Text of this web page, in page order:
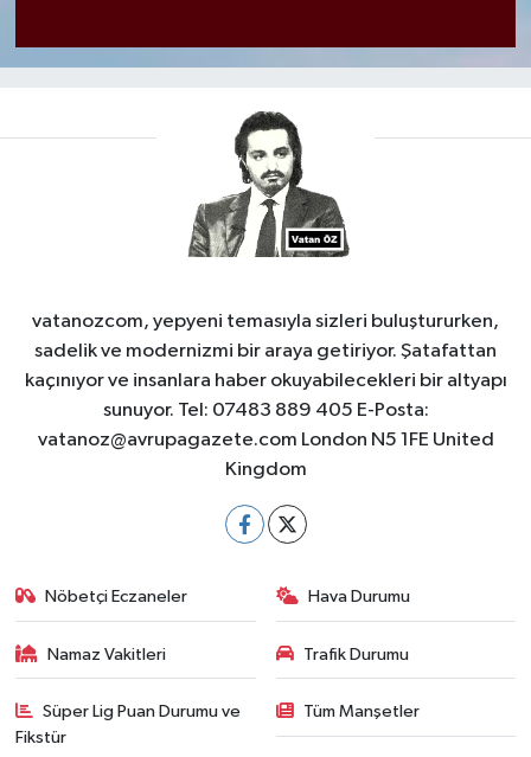
vatanozcom, yepyeni temasıyla sizleri buluştururken,
sadelik ve modernizmi bir araya getiriyor. Şatafattan
kaçınıyor ve insanlara haber okuyabilecekleri bir altyapı
sunuyor. Tel: 07483 889 405 E-Posta:
vatanoz@avrupagazete.com London N5 1FE United
Kingdom
Nöbetçi Eczaneler Hava Durumu
Namaz Vakitleri Trafik Durumu
Süper Lig Puan Durumu ve
Fikstür
Tüm Manşetler